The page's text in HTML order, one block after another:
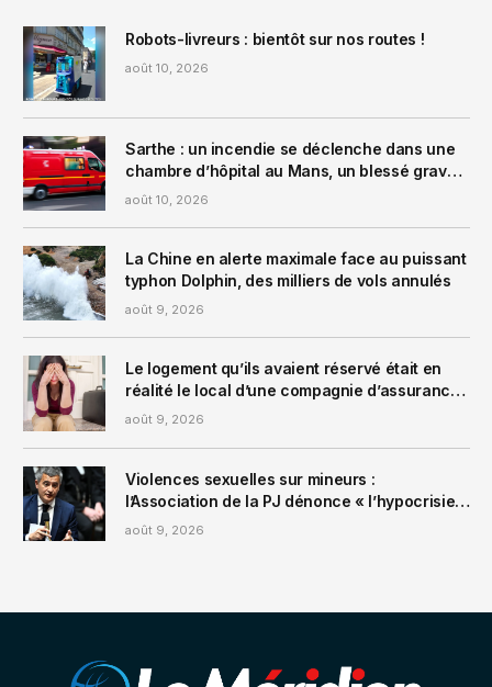
Robots-livreurs : bientôt sur nos routes !
août 10, 2026
Sarthe : un incendie se déclenche dans une
chambre d’hôpital au Mans, un blessé grave
et 10 blessés légers
août 10, 2026
La Chine en alerte maximale face au puissant
typhon Dolphin, des milliers de vols annulés
août 9, 2026
Le logement qu’ils avaient réservé était en
réalité le local d’une compagnie d’assurance,
ils louent un nouvel appartement… et se font
août 9, 2026
Violences sexuelles sur mineurs :
l’Association de la PJ dénonce « l’hypocrisie »
et la « trahison » de Darmanin
août 9, 2026